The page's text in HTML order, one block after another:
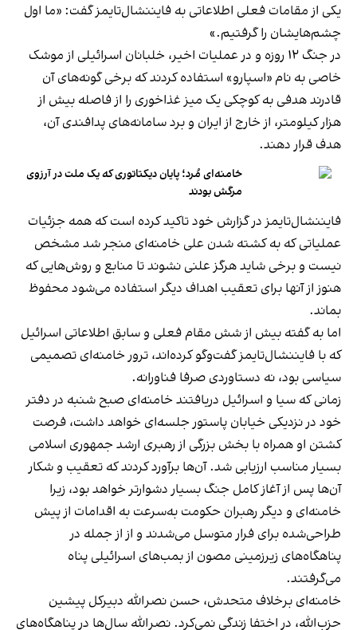
یکی از مقامات فعلی اطلاعاتی به فایننشال‌تایمز گفت: «ما اول
چشم‌هایشان را گرفتیم.»
در جنگ ۱۲ روزه و در عملیات اخیر، خلبانان اسرائیلی از موشک
خاصی به نام «اسپارو» استفاده کردند که برخی گونه‌های آن
قادرند هدفی به کوچکی یک میز غذاخوری را از فاصله بیش از
هزار کیلومتر، از خارج از ایران و برد سامانه‌های پدافندی آن،
هدف قرار دهند.
خامنه‌ای مُرد؛ پایان دیکتاتوری که یک ملت در آرزوی
مرگش بودند
فایننشال‌تایمز در گزارش خود تاکید کرده است که همه جزئیات
عملیاتی که به کشته شدن علی خامنه‌ای منجر شد مشخص
نیست و برخی شاید هرگز علنی نشوند تا منابع و روش‌هایی که
هنوز از آنها برای تعقیب اهداف دیگر استفاده می‌شود محفوظ
بماند.
اما به گفته بیش از شش مقام فعلی و سابق اطلاعاتی اسرائیل
که با فایننشال‌تایمز گفت‌وگو کرده‌اند، ترور خامنه‌ای تصمیمی
سیاسی بود، نه دستاوردی صرفا فناورانه.
زمانی که سیا و اسرائیل دریافتند خامنه‌ای صبح شنبه در دفتر
خود در نزدیکی خیابان پاستور جلسه‌ای خواهد داشت، فرصت
کشتن او همراه با بخش بزرگی از رهبری ارشد جمهوری اسلامی
بسیار مناسب ارزیابی شد. آن‌ها برآورد کردند که تعقیب و شکار
آن‌ها پس از آغاز کامل جنگ بسیار دشوارتر خواهد بود، زیرا
خامنه‌ای و دیگر رهبران حکومت به‌سرعت به اقدامات از پیش
طراحی‌شده برای فرار متوسل می‌شدند و از از جمله در
پناهگاه‌های زیرزمینی مصون از بمب‌های اسرائیلی پناه
می‌گرفتند.
خامنه‌ای برخلاف متحدش، حسن نصرالله دبیرکل پیشین
حزب‌الله، در اختفا زندگی نمی‌کرد. نصرالله سال‌ها در پناهگاه‌های